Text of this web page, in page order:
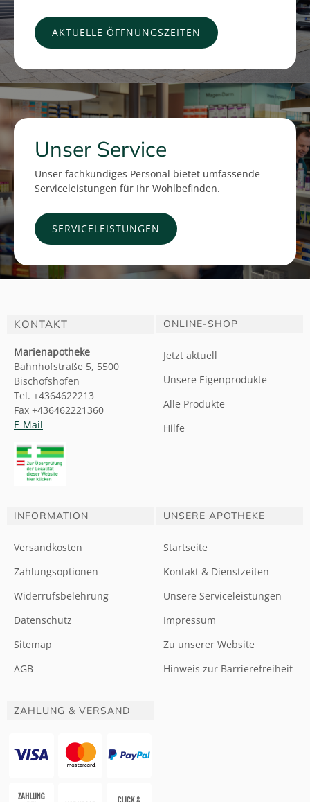
AKTUELLE ÖFFNUNGSZEITEN
Unser Service
Unser fachkundiges Personal bietet umfassende
Serviceleistungen für Ihr Wohlbefinden.
SERVICELEISTUNGEN
KONTAKT
Marienapotheke
Bahnhofstraße 5, 5500
Bischofshofen
Tel. +4364622213
Fax +436462221360
E-Mail
ONLINE-SHOP
Jetzt aktuell
Unsere Eigenprodukte
Alle Produkte
Hilfe
INFORMATION
Versandkosten
Zahlungsoptionen
Widerrufsbelehrung
Datenschutz
Sitemap
AGB
UNSERE APOTHEKE
Startseite
Kontakt & Dienstzeiten
Unsere Serviceleistungen
Impressum
Zu unserer Website
Hinweis zur Barrierefreiheit
ZAHLUNG & VERSAND